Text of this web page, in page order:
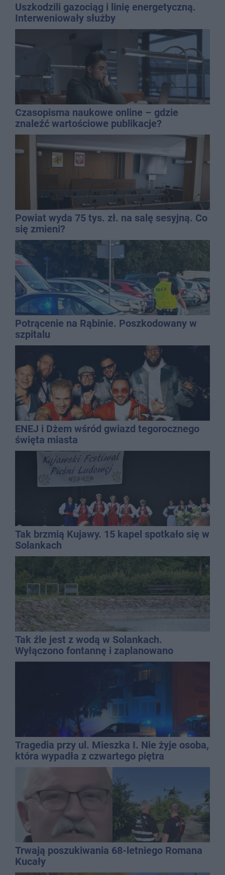
Uszkodzili gazociąg i linię energetyczną.
Interweniowały służby
Czasopisma naukowe online – gdzie
znaleźć wartościowe publikacje?
Powiat wyda 75 tys. zł. na salę sesyjną. Co
się zmieni?
Potrącenie na Rąbinie. Poszkodowany w
szpitalu
ENEJ i Dżem wśród gwiazd tegorocznego
święta miasta
Tak brzmią Kujawy. 15 kapel spotkało się w
Solankach
Tak źle jest z wodą w Solankach.
Wyłączono fontannę i zaplanowano
dolewkę
Tragedia przy ul. Mieszka I. Nie żyje osoba,
która wypadła z czwartego piętra
Trwają poszukiwania 68-letniego Romana
Kucały